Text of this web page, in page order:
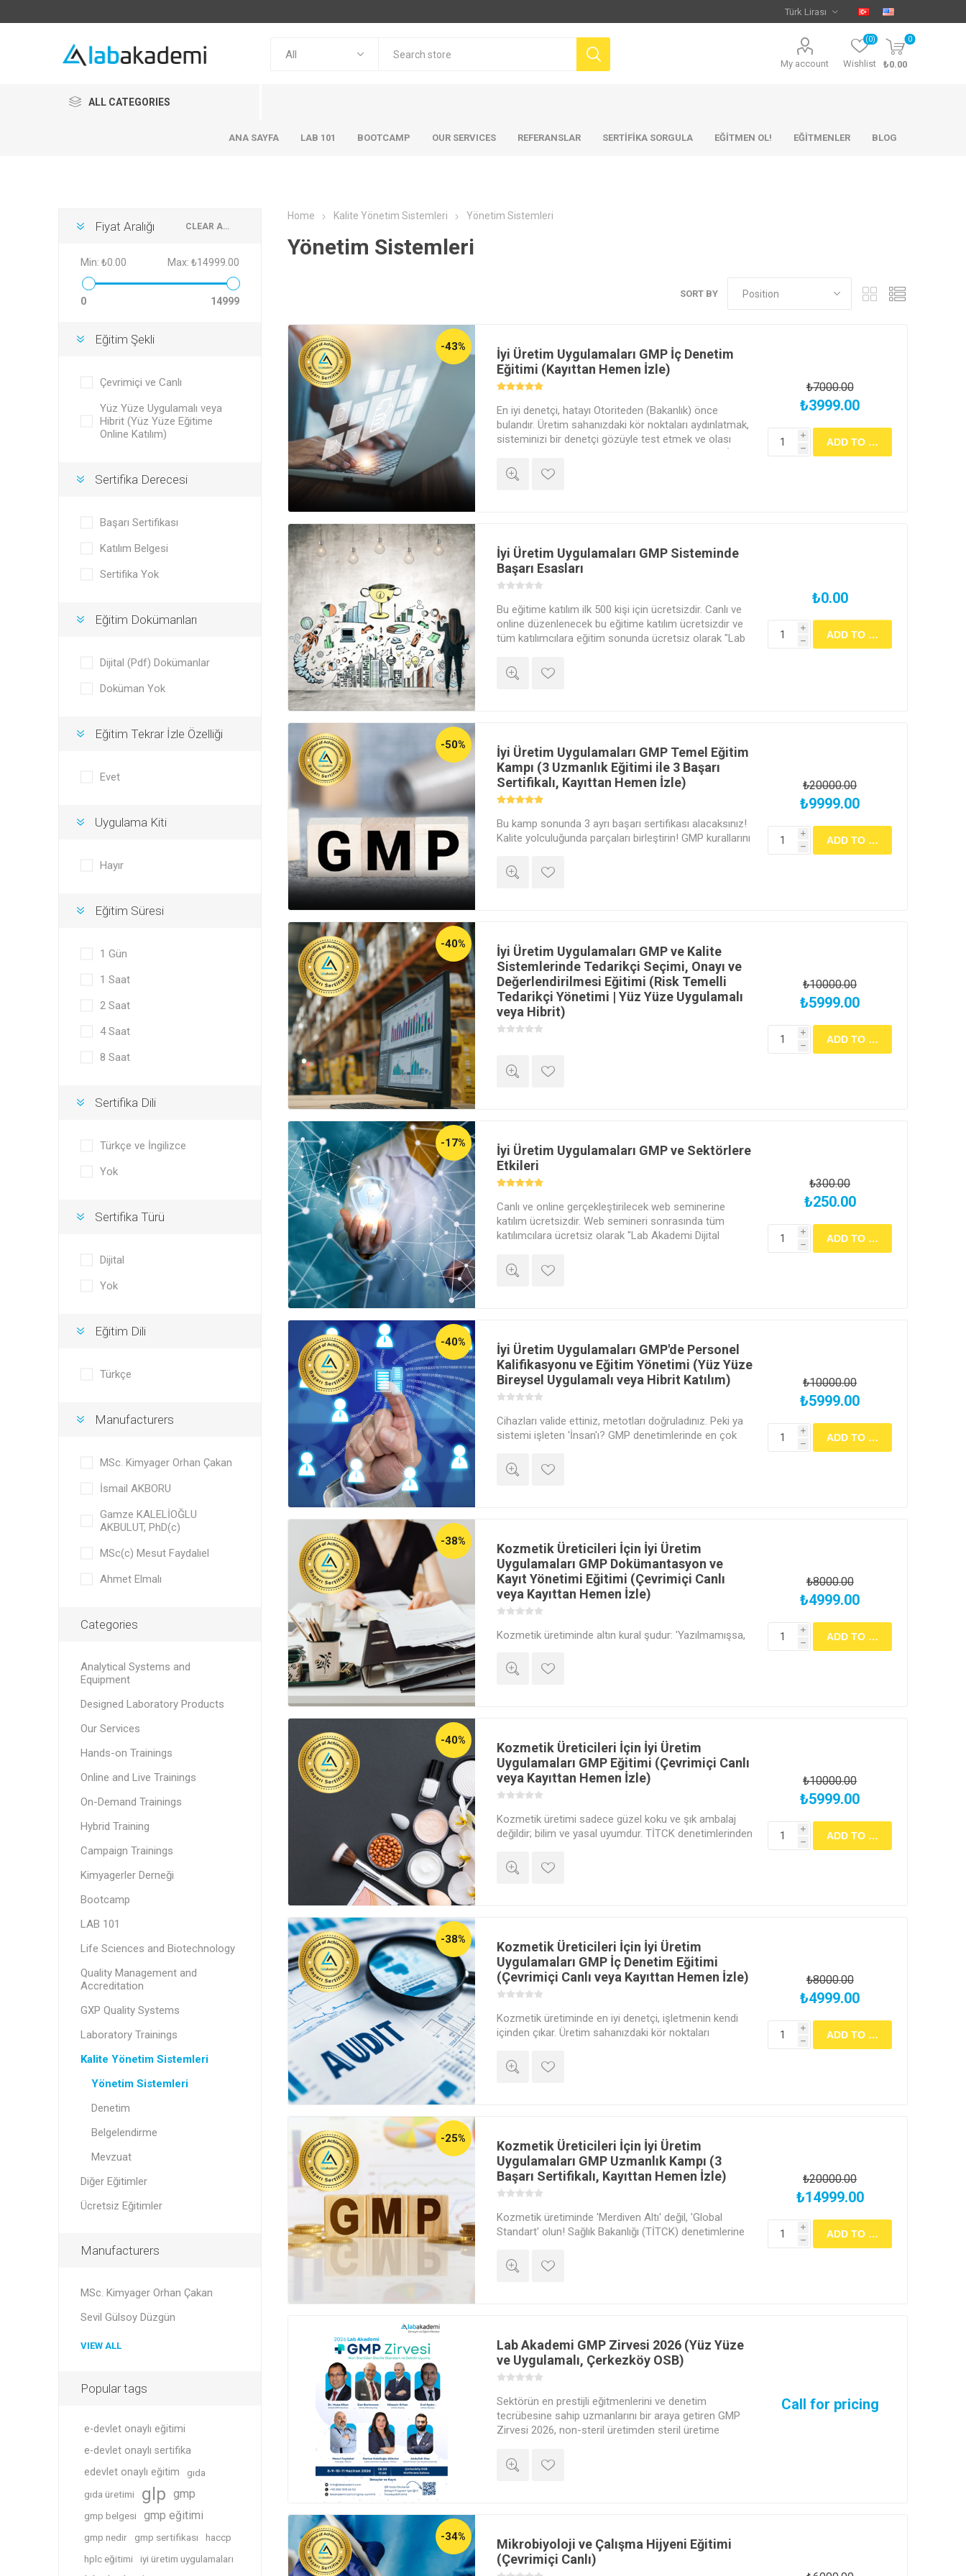
My account Wishlist
(0) 0
₺0.00
ALL CATEGORIES
ANA SAYFA LAB 101 BOOTCAMP OUR SERVICES REFERANSLAR SERTİFİKA SORGULA EĞİTMEN OL! EĞİTMENLER BLOG
Home Kalite Yönetim Sistemleri Yönetim Sistemleri
Yönetim Sistemleri
SORT BY
-43%
İyi Üretim Uygulamaları GMP İç Denetim
Eğitimi (Kayıttan Hemen İzle)
En iyi denetçi, hatayı Otoriteden (Bakanlık) önce
bulandır. Üretim sahanızdaki kör noktaları aydınlatmak,
sisteminizi bir denetçi gözüyle test etmek ve olası
Denetim yetkinliği kazanın.
₺7000.00
₺3999.00
i
h
İyi Üretim Uygulamaları GMP Sisteminde
Başarı Esasları
Bu eğitime katılım ilk 500 kişi için ücretsizdir. Canlı ve
online düzenlenecek bu eğitime katılım ücretsizdir ve
tüm katılımcılara eğitim sonunda ücretsiz olarak "Lab
₺0.00
i
h
-50%
İyi Üretim Uygulamaları GMP Temel Eğitim
Kampı (3 Uzmanlık Eğitimi ile 3 Başarı
Sertifikalı, Kayıttan Hemen İzle)
Bu kamp sonunda 3 ayrı başarı sertifikası alacaksınız!
Kalite yolculuğunda parçaları birleştirin! GMP kurallarını
sistemin işleyip işlemediğini denetlemelisiniz. Temel
prensiplerden ileri seviye dokümantasyona ve iç
₺20000.00
₺9999.00
i
h
-40%
İyi Üretim Uygulamaları GMP ve Kalite
Sistemlerinde Tedarikçi Seçimi, Onayı ve
Değerlendirilmesi Eğitimi (Risk Temelli
Tedarikçi Yönetimi | Yüz Yüze Uygulamalı
veya Hibrit)
kaliteli hammadde ile başlatabilirsiniz. Tedarik zinciriniz
ne kadar güçlüyse, markanız o kadar güvenlidir.
₺10000.00
₺5999.00
i
h
-17%
İyi Üretim Uygulamaları GMP ve Sektörlere
Etkileri
Canlı ve online gerçekleştirilecek web seminerine
katılım ücretsizdir. Web semineri sonrasında tüm
katılımcılara ücretsiz olarak "Lab Akademi Dijital
₺300.00
₺250.00
i
h
-40%
İyi Üretim Uygulamaları GMP'de Personel
Kalifikasyonu ve Eğitim Yönetimi (Yüz Yüze
Bireysel Uygulamalı veya Hibrit Katılım)
Cihazları valide ettiniz, metotları doğruladınız. Peki ya
sistemi işleten 'İnsan'ı? GMP denetimlerinde en çok
sadece kağıt üzerinde değil, gerçek yetkinliğe dayalı,
izlenebilir ve denetime hazır bir sisteme dönüştürün.
₺10000.00
₺5999.00
i
h
-38%
Kozmetik Üreticileri İçin İyi Üretim
Uygulamaları GMP Dokümantasyon ve
Kayıt Yönetimi Eğitimi (Çevrimiçi Canlı
veya Kayıttan Hemen İzle)
Kozmetik üretiminde altın kural şudur: 'Yazılmamışsa,
olabilirsiniz, ama üretim kaydınız (Batch Record)
yoksa, o ürün 'Güvensiz' sayılır. GMP kılavuzuna uygun
₺8000.00
₺4999.00
i
h
-40%
Kozmetik Üreticileri İçin İyi Üretim
Uygulamaları GMP Eğitimi (Çevrimiçi Canlı
veya Kayıttan Hemen İzle)
Kozmetik üretimi sadece güzel koku ve şık ambalaj
değildir; bilim ve yasal uyumdur. TİTCK denetimlerinden
markanızı 'Güvenli Ürün' statüsüne taşımak için GMP
Kılavuzunu üretim sahanızın DNA'sına işleyin.
₺10000.00
₺5999.00
i
h
-38%
Kozmetik Üreticileri İçin İyi Üretim
Uygulamaları GMP İç Denetim Eğitimi
(Çevrimiçi Canlı veya Kayıttan Hemen İzle)
Kozmetik üretiminde en iyi denetçi, işletmenin kendi
içinden çıkar. Üretim sahanızdaki kör noktaları
olası riskleri 'Erken Uyarı Sistemi' ile önlemek için İç
Denetim yetkinliği kazanın.
₺8000.00
₺4999.00
i
h
-25%
Kozmetik Üreticileri İçin İyi Üretim
Uygulamaları GMP Uzmanlık Kampı (3
Başarı Sertifikalı, Kayıttan Hemen İzle)
Kozmetik üretiminde 'Merdiven Altı' değil, 'Global
Standart' olun! Sağlık Bakanlığı (TİTCK) denetimlerine
öğrenin, dokümantasyon sistemini kurun ve fabrikanızı
bir denetçi gözüyle denetleyin. Hepsi tek bir uzmanlık
₺20000.00
₺14999.00
i
h
Lab Akademi GMP Zirvesi 2026 (Yüz Yüze
ve Uygulamalı, Çerkezköy OSB)
Sektörün en prestijli eğitmenlerini ve denetim
tecrübesine sahip uzmanlarını bir araya getiren GMP
Zirvesi 2026, non-steril üretimden steril üretime
alanların yeni standartlara uyumunda yaşanacak tüm
darboğazları çözmek için tasarlandı. 4 gün boyunca;
sonrası uluslararası geçerli "Lab Akademi Dijital Başarı
Sertifikası" verilecektir.
Call for pricing
-34%
Mikrobiyoloji ve Çalışma Hijyeni Eğitimi
(Çevrimiçi Canlı)
CLEAR ALL
Fiyat Aralığı
Min: ₺0.00 Max: ₺14999.00
0 14999
Eğitim Şekli
Çevrimiçi ve Canlı
Yüz Yüze Uygulamalı veya
Hibrit (Yüz Yüze Eğitime
Online Katılım)
Sertifika Derecesi
Başarı Sertifikası
Katılım Belgesi
Sertifika Yok
Eğitim Dokümanları
Dijital (Pdf) Dokümanlar
Doküman Yok
Eğitim Tekrar İzle Özelliği
Evet
Uygulama Kiti
Hayır
Eğitim Süresi
1 Gün
1 Saat
2 Saat
4 Saat
8 Saat
Sertifika Dili
Türkçe ve İngilizce
Yok
Sertifika Türü
Dijital
Yok
Eğitim Dili
Türkçe
Manufacturers
MSc. Kimyager Orhan Çakan
İsmail AKBORU
Gamze KALELİOĞLU
AKBULUT, PhD(c)
MSc(c) Mesut Faydalıel
Ahmet Elmalı
Categories
Analytical Systems and
Equipment
Designed Laboratory Products
Our Services
Hands-on Trainings
Online and Live Trainings
On-Demand Trainings
Hybrid Training
Campaign Trainings
Kimyagerler Derneği
Bootcamp
LAB 101
Life Sciences and Biotechnology
Quality Management and
Accreditation
GXP Quality Systems
Laboratory Trainings
Kalite Yönetim Sistemleri
Yönetim Sistemleri
Denetim
Belgelendirme
Mevzuat
Diğer Eğitimler
Ücretsiz Eğitimler
Manufacturers
MSc. Kimyager Orhan Çakan
Sevil Gülsoy Düzgün
VIEW ALL
Popular tags
e-devlet onaylı eğitimi
e-devlet onaylı sertifika
edevlet onaylı eğitim
gıda
gıda üretimi
glp gmp
gmp belgesi gmp eğitimi
gmp nedir gmp sertifikası
haccp
hplc eğitimi
iyi üretim uygulamaları